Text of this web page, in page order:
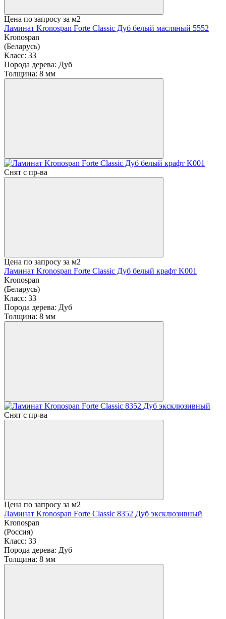
Цена по запросу за м2
Ламинат Kronospan Forte Classic Дуб белый масляный 5552
Kronospan
(Беларусь)
Класс: 33
Порода дерева: Дуб
Толщина: 8 мм
Снят с пр-ва
Цена по запросу за м2
Ламинат Kronospan Forte Classic Дуб белый крафт K001
Kronospan
(Беларусь)
Класс: 33
Порода дерева: Дуб
Толщина: 8 мм
Снят с пр-ва
Цена по запросу за м2
Ламинат Kronospan Forte Classic 8352 Дуб эксклюзивный
Kronospan
(Россия)
Класс: 33
Порода дерева: Дуб
Толщина: 8 мм